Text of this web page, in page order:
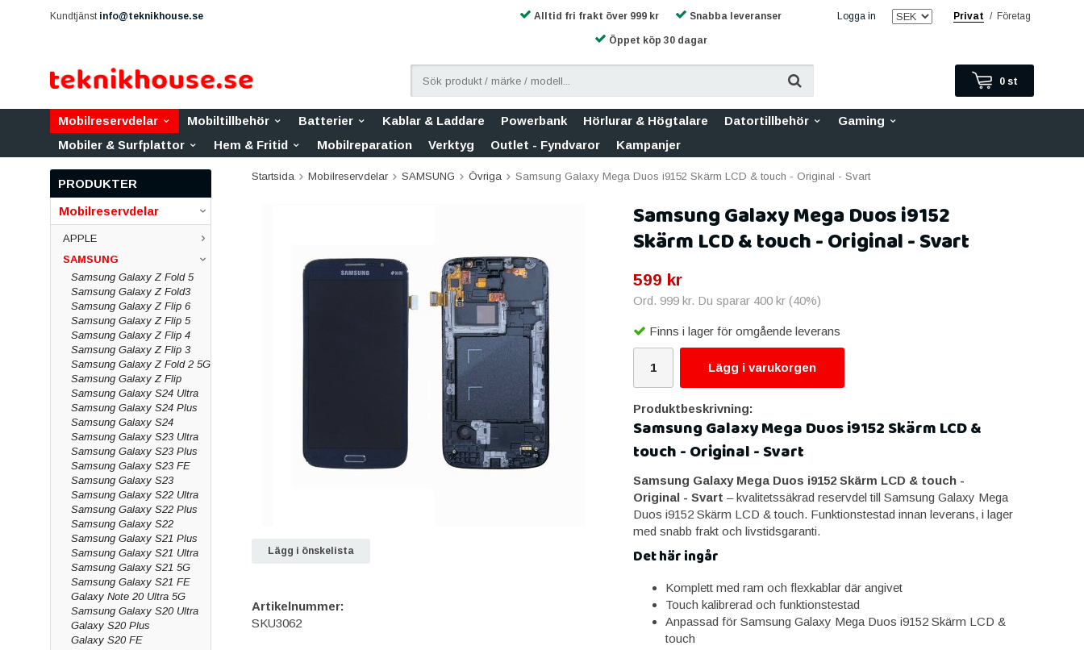
Kundtjänst info@teknikhouse.se Logga in Privat / Företag
Alltid fri frakt över 999 kr Snabba leveranser
Öppet köp 30 dagar
0 st
Mobilreservdelar Mobiltillbehör Batterier Kablar & Laddare Powerbank Hörlurar & Högtalare Datortillbehör
Gaming
Mobiler & Surfplattor
Hem & Fritid Mobilreparation Verktyg Outlet - Fyndvaror Kampanjer
PRODUKTER
Mobilreservdelar
APPLE
SAMSUNG
Samsung Galaxy Z Fold 5
Samsung Galaxy Z Fold3
Samsung Galaxy Z Flip 6
Samsung Galaxy Z Flip 5
Samsung Galaxy Z Flip 4
Samsung Galaxy Z Flip 3
Samsung Galaxy Z Fold 2 5G
Samsung Galaxy Z Flip
Samsung Galaxy S24 Ultra
Samsung Galaxy S24 Plus
Samsung Galaxy S24
Samsung Galaxy S23 Ultra
Samsung Galaxy S23 Plus
Samsung Galaxy S23 FE
Samsung Galaxy S23
Samsung Galaxy S22 Ultra
Samsung Galaxy S22 Plus
Samsung Galaxy S22
Samsung Galaxy S21 Plus
Samsung Galaxy S21 Ultra
Samsung Galaxy S21 5G
Samsung Galaxy S21 FE
Galaxy Note 20 Ultra 5G
Samsung Galaxy S20 Ultra
Galaxy S20 Plus
Galaxy S20 FE
Startsida Mobilreservdelar SAMSUNG Övriga Samsung Galaxy Mega Duos i9152 Skärm LCD & touch - Original - Svart
Samsung Galaxy Mega Duos i9152
Skärm LCD & touch - Original - Svart
599 kr
Ord. 999 kr. Du sparar 400 kr(40%)
Finns i lager för omgående leverans
Lägg i varukorgen
Produktbeskrivning:
Samsung Galaxy Mega Duos i9152 Skärm LCD &
touch - Original - Svart
Samsung Galaxy Mega Duos i9152 Skärm LCD & touch -
Original - Svart – kvalitetssäkrad reservdel till Samsung Galaxy Mega
Duos i9152 Skärm LCD & touch. Funktionstestad innan leverans, i lager
med snabb frakt och livstidsgaranti.
Det här ingår
Komplett med ram och flexkablar där angivet
Touch kalibrerad och funktionstestad
Anpassad för Samsung Galaxy Mega Duos i9152 Skärm LCD &
touch
Lägg i önskelista
Artikelnummer:
SKU3062